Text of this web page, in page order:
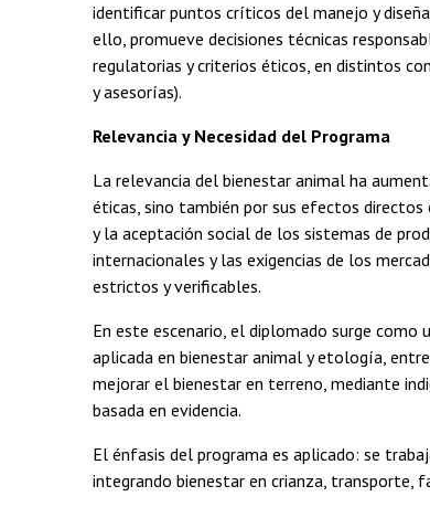
identificar puntos críticos del manejo y
ello, promueve decisiones técnicas
regulatorias y criterios éticos, en distintos
y asesorías).
Relevancia y Necesidad del Programa
La relevancia del bienestar animal ha
éticas, sino también por sus efectos
y la aceptación social de los sistemas de
internacionales y las exigencias de los
estrictos y verificables.
En este escenario, el diplomado surge como
aplicada en bienestar animal y etología,
mejorar el bienestar en terreno, mediante
basada en evidencia.
El énfasis del programa es aplicado: se
integrando bienestar en crianza, transporte,